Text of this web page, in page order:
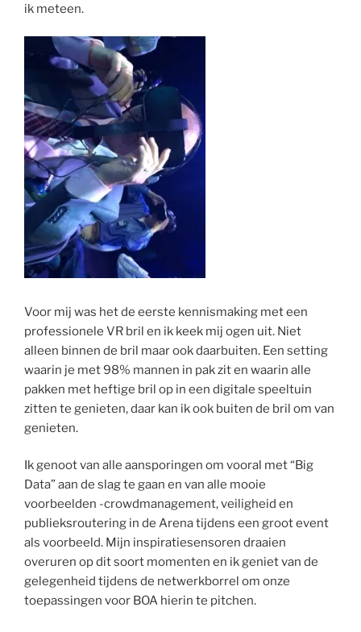
ik meteen.
Voor mij was het de eerste kennismaking met een
professionele VR bril en ik keek mij ogen uit. Niet
alleen binnen de bril maar ook daarbuiten. Een setting
waarin je met 98% mannen in pak zit en waarin alle
pakken met heftige bril op in een digitale speeltuin
zitten te genieten, daar kan ik ook buiten de bril om van
genieten.
Ik genoot van alle aansporingen om vooral met “Big
Data” aan de slag te gaan en van alle mooie
voorbeelden -crowdmanagement, veiligheid en
publieksroutering in de Arena tijdens een groot event
als voorbeeld. Mijn inspiratiesensoren draaien
overuren op dit soort momenten en ik geniet van de
gelegenheid tijdens de netwerkborrel om onze
toepassingen voor BOA hierin te pitchen.